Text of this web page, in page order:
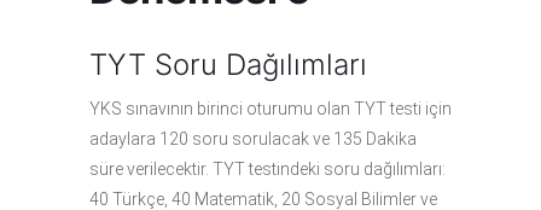
TYT Soru Dağılımları
YKS sınavının birinci oturumu olan TYT testi için
adaylara 120 soru sorulacak ve 135 Dakika
süre verilecektir. TYT testindeki soru dağılımları:
40 Türkçe, 40 Matematik, 20 Sosyal Bilimler ve